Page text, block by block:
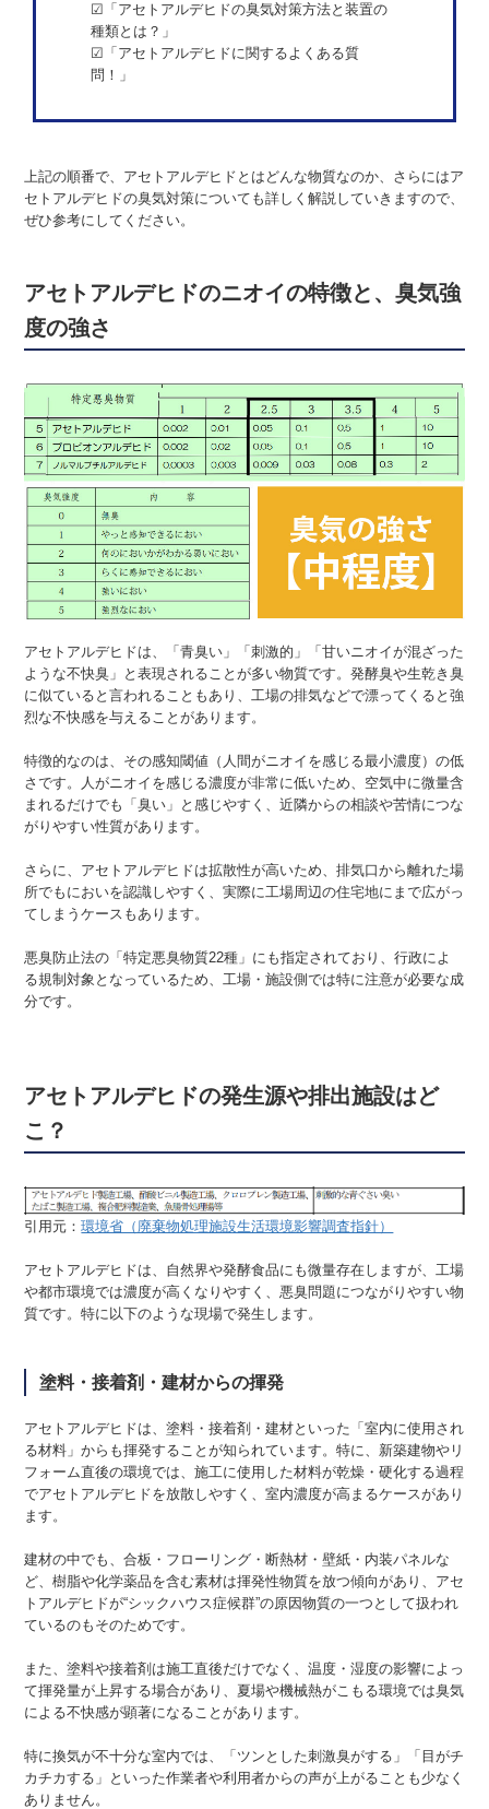
☑︎「アセトアルデヒドの臭気対策方法と装置の
種類とは？」
☑︎「アセトアルデヒドに関するよくある質
問！」
上記の順番で、アセトアルデヒドとはどんな物質なのか、さらにはア
セトアルデヒドの臭気対策についても詳しく解説していきますので、
ぜひ参考にしてください。
アセトアルデヒドのニオイの特徴と、臭気強
度の強さ
アセトアルデヒドは、「青臭い」「刺激的」「甘いニオイが混ざった
ような不快臭」と表現されることが多い物質です。発酵臭や生乾き臭
に似ていると言われることもあり、工場の排気などで漂ってくると強
烈な不快感を与えることがあります。
特徴的なのは、その感知閾値（⼈間がニオイを感じる最⼩濃度）の低
さです。人がニオイを感じる濃度が非常に低いため、空気中に微量含
まれるだけでも「臭い」と感じやすく、近隣からの相談や苦情につな
がりやすい性質があります。
さらに、アセトアルデヒドは拡散性が高いため、排気口から離れた場
所でもにおいを認識しやすく、実際に工場周辺の住宅地にまで広がっ
てしまうケースもあります。
悪臭防止法の「特定悪臭物質22種」にも指定されており、行政によ
る規制対象となっているため、工場・施設側では特に注意が必要な成
分です。
アセトアルデヒドの発生源や排出施設はど
こ？
引用元：環境省（廃棄物処理施設生活環境影響調査指針）
アセトアルデヒドは、自然界や発酵食品にも微量存在しますが、工場
や都市環境では濃度が高くなりやすく、悪臭問題につながりやすい物
質です。特に以下のような現場で発生します。
塗料・接着剤・建材からの揮発
アセトアルデヒドは、塗料・接着剤・建材といった「室内に使用され
る材料」からも揮発することが知られています。特に、新築建物やリ
フォーム直後の環境では、施工に使用した材料が乾燥・硬化する過程
でアセトアルデヒドを放散しやすく、室内濃度が高まるケースがあり
ます。
建材の中でも、合板・フローリング・断熱材・壁紙・内装パネルな
ど、樹脂や化学薬品を含む素材は揮発性物質を放つ傾向があり、アセ
トアルデヒドが“シックハウス症候群”の原因物質の一つとして扱われ
ているのもそのためです。
また、塗料や接着剤は施工直後だけでなく、温度・湿度の影響によっ
て揮発量が上昇する場合があり、夏場や機械熱がこもる環境では臭気
による不快感が顕著になることがあります。
特に換気が不十分な室内では、「ツンとした刺激臭がする」「目がチ
カチカする」といった作業者や利用者からの声が上がることも少なく
ありません。